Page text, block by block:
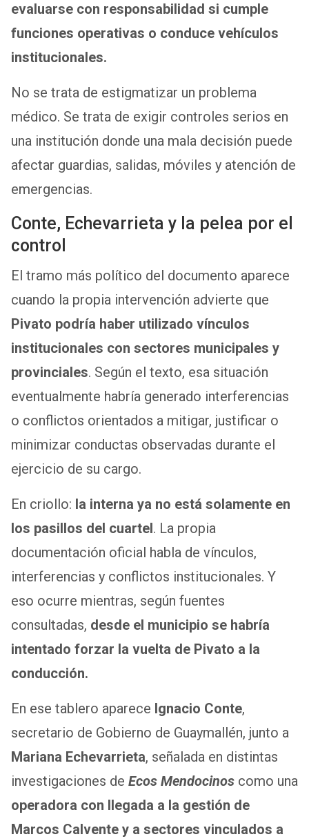
evaluarse con responsabilidad si cumple
funciones operativas o conduce vehículos
institucionales.
No se trata de estigmatizar un problema
médico. Se trata de exigir controles serios en
una institución donde una mala decisión puede
afectar guardias, salidas, móviles y atención de
emergencias.
Conte, Echevarrieta y la pelea por el
control
El tramo más político del documento aparece
cuando la propia intervención advierte que
Pivato podría haber utilizado vínculos
institucionales con sectores municipales y
provinciales. Según el texto, esa situación
eventualmente habría generado interferencias
o conflictos orientados a mitigar, justificar o
minimizar conductas observadas durante el
ejercicio de su cargo.
En criollo: la interna ya no está solamente en
los pasillos del cuartel. La propia
documentación oficial habla de vínculos,
interferencias y conflictos institucionales. Y
eso ocurre mientras, según fuentes
consultadas, desde el municipio se habría
intentado forzar la vuelta de Pivato a la
conducción.
En ese tablero aparece Ignacio Conte,
secretario de Gobierno de Guaymallén, junto a
Mariana Echevarrieta, señalada en distintas
investigaciones de Ecos Mendocinos como una
operadora con llegada a la gestión de
Marcos Calvente y a sectores vinculados a